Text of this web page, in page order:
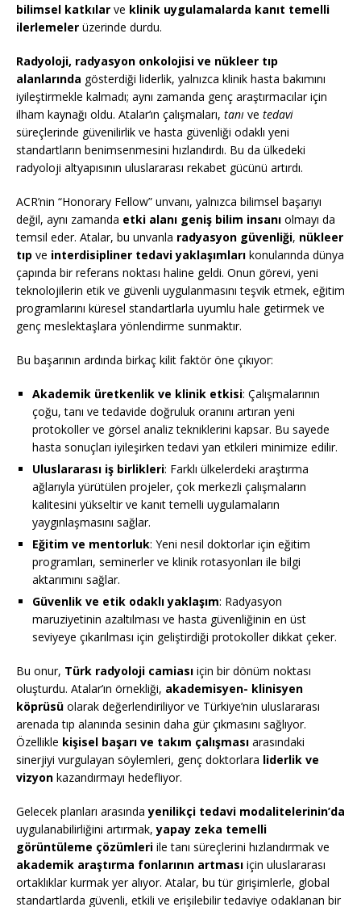
bilimsel katkılar ve klinik uygulamalarda kanıt temelli
ilerlemeler üzerinde durdu.
Radyoloji, radyasyon onkolojisi ve nükleer tıp
alanlarında gösterdiği liderlik, yalnızca klinik hasta bakımını
iyileştirmekle kalmadı; aynı zamanda genç araştırmacılar için
ilham kaynağı oldu. Atalar’ın çalışmaları, tanı ve tedavi
süreçlerinde güvenilirlik ve hasta güvenliği odaklı yeni
standartların benimsenmesini hızlandırdı. Bu da ülkedeki
radyoloji altyapısının uluslararası rekabet gücünü artırdı.
ACR’nin “Honorary Fellow” unvanı, yalnızca bilimsel başarıyı
değil, aynı zamanda etki alanı geniş bilim insanı olmayı da
temsil eder. Atalar, bu unvanla radyasyon güvenliği, nükleer
tıp ve interdisipliner tedavi yaklaşımları konularında dünya
çapında bir referans noktası haline geldi. Onun görevi, yeni
teknolojilerin etik ve güvenli uygulanmasını teşvik etmek, eğitim
programlarını küresel standartlarla uyumlu hale getirmek ve
genç meslektaşlara yönlendirme sunmaktır.
Bu başarının ardında birkaç kilit faktör öne çıkıyor:
Akademik üretkenlik ve klinik etkisi: Çalışmalarının
çoğu, tanı ve tedavide doğruluk oranını artıran yeni
protokoller ve görsel analiz tekniklerini kapsar. Bu sayede
hasta sonuçları iyileşirken tedavi yan etkileri minimize edilir.
Uluslararası iş birlikleri: Farklı ülkelerdeki araştırma
ağlarıyla yürütülen projeler, çok merkezli çalışmaların
kalitesini yükseltir ve kanıt temelli uygulamaların
yaygınlaşmasını sağlar.
Eğitim ve mentorluk: Yeni nesil doktorlar için eğitim
programları, seminerler ve klinik rotasyonları ile bilgi
aktarımını sağlar.
Güvenlik ve etik odaklı yaklaşım: Radyasyon
maruziyetinin azaltılması ve hasta güvenliğinin en üst
seviyeye çıkarılması için geliştirdiği protokoller dikkat çeker.
Bu onur, Türk radyoloji camiası için bir dönüm noktası
oluşturdu. Atalar’ın örnekliği, akademisyen- klinisyen
köprüsü olarak değerlendiriliyor ve Türkiye’nin uluslararası
arenada tıp alanında sesinin daha gür çıkmasını sağlıyor.
Özellikle kişisel başarı ve takım çalışması arasındaki
sinerjiyi vurgulayan söylemleri, genç doktorlara liderlik ve
vizyon kazandırmayı hedefliyor.
Gelecek planları arasındayenilikçi tedavi modalitelerinin’da
uygulanabilirliğini artırmak,yapay zeka temelli
görüntüleme çözümleri ile tanı süreçlerini hızlandırmak ve
akademik araştırma fonlarının artması için uluslararası
ortaklıklar kurmak yer alıyor. Atalar, bu tür girişimlerle, global
standartlarda güvenli, etkili ve erişilebilir tedaviye odaklanan bir